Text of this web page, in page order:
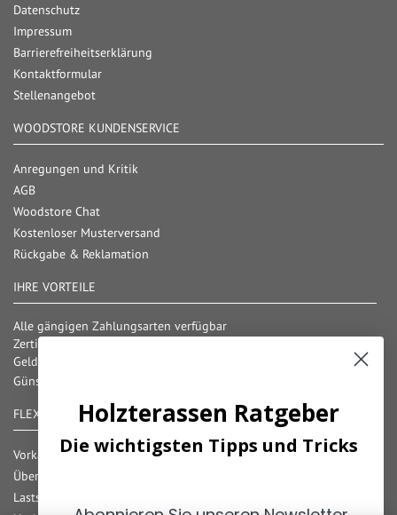
Datenschutz
Impressum
Barrierefreiheitserklärung
Kontaktformular
Stellenangebot
WOODSTORE KUNDENSERVICE
Anregungen und Kritik
AGB
Woodstore Chat
Kostenloser Musterversand
Rückgabe & Reklamation
IHRE VORTEILE
Alle gängigen Zahlungsarten verfügbar
Zertifizierter und geprüfter Shop
Geld-Zurück-Garantie
Günstige Versandkosten/ Frachtkostenfreigrenzen
FLEXIBLE ZAHLUNG
Vorkasse
Überweisung
Lastschrift
Holzterassen Ratgeber
Die wichtigsten Tipps und Tricks